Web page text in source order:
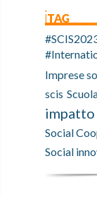
iTAG
Imprese
scis
impatto
Social
Social